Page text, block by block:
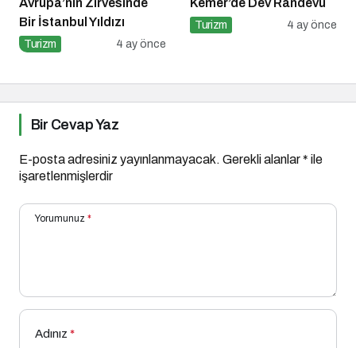
Avrupa’nın Zirvesinde
Bir İstanbul Yıldızı
Turizm 4 ay önce
Kemer’de Dev Randevu
Turizm 4 ay önce
Bir Cevap Yaz
E-posta adresiniz yayınlanmayacak. Gerekli alanlar* ile
işaretlenmişlerdir
Yorumunuz *
Adınız *